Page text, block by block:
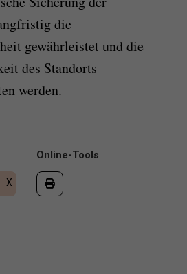
die
gewährleistet und die
des Standorts
werden.
Online-Tools
X